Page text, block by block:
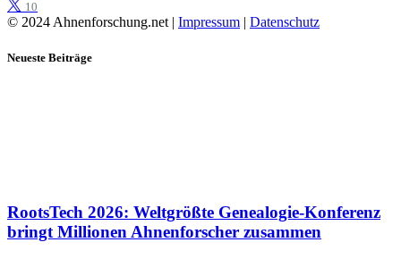
10
© 2024 Ahnenforschung.net | Impressum | Datenschutz
Neueste Beiträge
RootsTech 2026: Weltgrößte Genealogie-Konferenz
bringt Millionen Ahnenforscher zusammen